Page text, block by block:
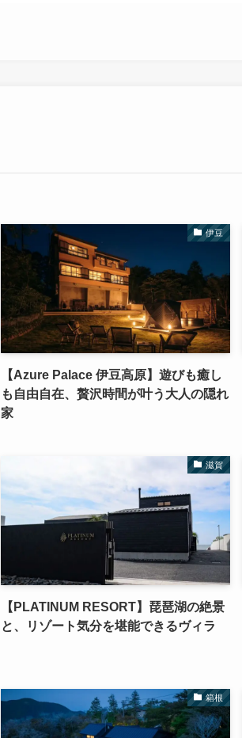
伊豆
【Azure Palace 伊豆高原】遊びも癒し
も自由自在、贅沢時間が叶う大人の隠れ
家
滋賀
【PLATINUM RESORT】琵琶湖の絶景
と、リゾート気分を堪能できるヴィラ
箱根